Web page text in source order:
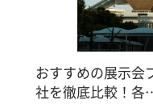
おすすめの展示会
社を徹底比較！